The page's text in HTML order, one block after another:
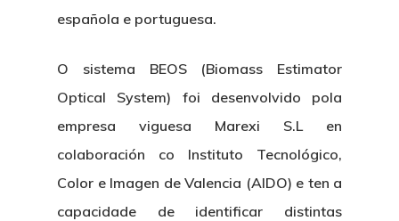
española e portuguesa.
O sistema BEOS (Biomass Estimator
Optical System) foi desenvolvido pola
empresa viguesa Marexi S.L en
colaboración co Instituto Tecnológico,
Color e Imagen de Valencia (AIDO) e ten a
capacidade de identificar distintas